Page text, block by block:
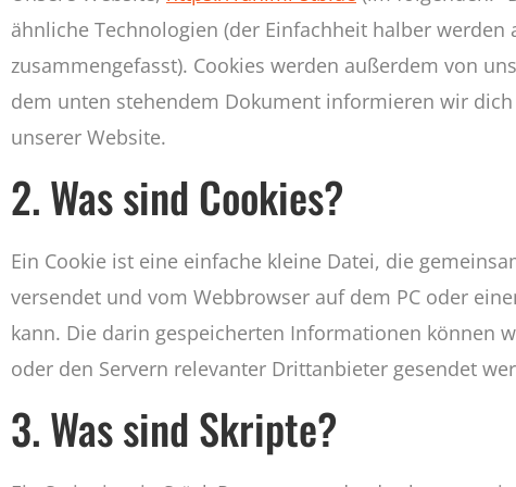
ähnliche Technologien (der Einfachheit halber werden
zusammengefasst). Cookies werden außerdem von
dem unten stehendem Dokument informieren wir
unserer Website.
2. Was sind Cookies?
Ein Cookie ist eine einfache kleine Datei, die
versendet und vom Webbrowser auf dem PC oder
kann. Die darin gespeicherten Informationen können
oder den Servern relevanter Drittanbieter gesendet
3. Was sind Skripte?